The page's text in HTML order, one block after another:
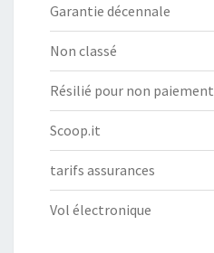
Garantie décennale
Non classé
Résilié pour non paiement
Scoop.it
tarifs assurances
Vol électronique